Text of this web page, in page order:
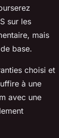
sur les
mais
base.
choisi et
à une
avec une